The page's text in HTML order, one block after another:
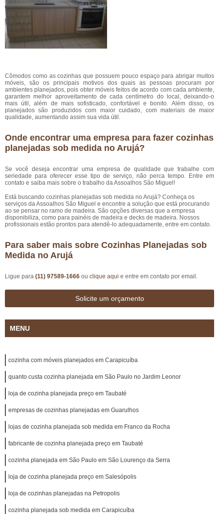
Cômodos como as cozinhas que possuem pouco espaço para abrigar muitos
móveis, são os principais motivos dos quais as pessoas procuram por
ambientes planejados, pois obter móveis feitos de acordo com cada ambiente,
garantem melhor aproveitamento de cada centímetro do local, deixando-o
mais útil, além de mais sofisticado, confortável e bonito. Além disso, os
planejados são produzidos com maior cuidado, com materiais de maior
qualidade, aumentando assim sua vida útil.
Onde encontrar uma empresa para fazer cozinhas
planejadas sob medida no Arujá?
Se você deseja encontrar uma empresa de qualidade que trabalhe com
seriedade para oferecer esse tipo de serviço, não perca tempo. Entre em
contato e saiba mais sobre o trabalho da Assoalhos São Miguel!
Está buscando cozinhas planejadas sob medida no Arujá? Conheça os
serviços da Assoalhos São Miguel e encontre a solução que está procurando
ao se pensar no ramo de madeira. São opções diversas que a empresa
disponibiliza, como para painéis de madeira e decks de madeira. Nossos
profissionais estão prontos para atendê-lo adequadamente, entre em contato.
Para saber mais sobre Cozinhas Planejadas sob
Medida no Arujá
Ligue para (11) 97589-1666 ou clique aqui e entre em contato por email.
Solicite um orçamento
MENU
cozinha com móveis planejados em Carapicuíba
quanto custa cozinha planejada em São Paulo no Jardim Leonor
loja de cozinha planejada preço em Taubaté
empresas de cozinhas planejadas em Guarulhos
lojas de cozinha planejada sob medida em Franco da Rocha
fabricante de cozinha planejada preço em Taubaté
cozinha planejada em São Paulo em São Lourenço da Serra
loja de cozinha planejada preço em Salesópolis
loja de cozinhas planejadas na Petropolis
cozinha planejada sob medida em Carapicuíba